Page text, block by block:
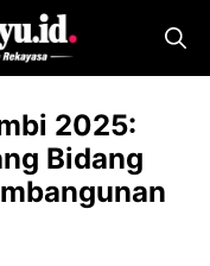
2025:
Bidang